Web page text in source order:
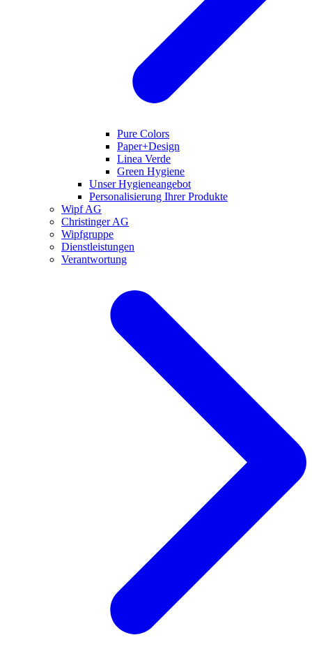
Pure Colors
Paper+Design
Linea Verde
Green Hygiene
Unser Hygieneangebot
Personalisierung Ihrer Produkte
Wipf AG
Christinger AG
Wipfgruppe
Dienstleistungen
Verantwortung